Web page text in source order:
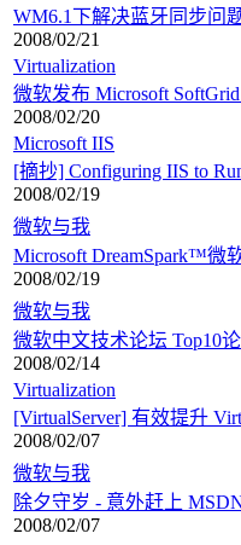
WM6.1下解决蓝牙同步问
2008/02/21
Virtualization
微软发布 Microsoft
2008/02/20
Microsoft IIS
[摘抄] Configuring IIS to
2008/02/19
微软与我
Microsoft DreamSpark™微
2008/02/19
微软与我
微软中文技术论坛 Top10
2008/02/14
Virtualization
[VirtualServer] 有效提升
2008/02/07
微软与我
除夕守岁 - 意外赶上
2008/02/07